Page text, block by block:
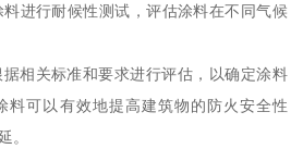
进行耐候性测试，评估涂料在不同气候
相关标准和要求进行评估，以确定涂料
料可以有效地提高建筑物的防火安全性
。